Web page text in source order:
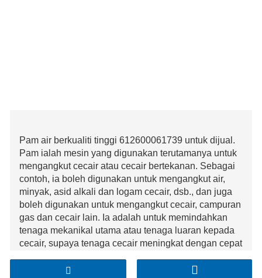
Pam air berkualiti tinggi 612600061739 untuk dijual.
Pam ialah mesin yang digunakan terutamanya untuk
mengangkut cecair atau cecair bertekanan. Sebagai
contoh, ia boleh digunakan untuk mengangkut air,
minyak, asid alkali dan logam cecair, dsb., dan juga
boleh digunakan untuk mengangkut cecair, campuran
gas dan cecair lain. Ia adalah untuk memindahkan
tenaga mekanikal utama atau tenaga luaran kepada
cecair, supaya tenaga cecair meningkat dengan cepat